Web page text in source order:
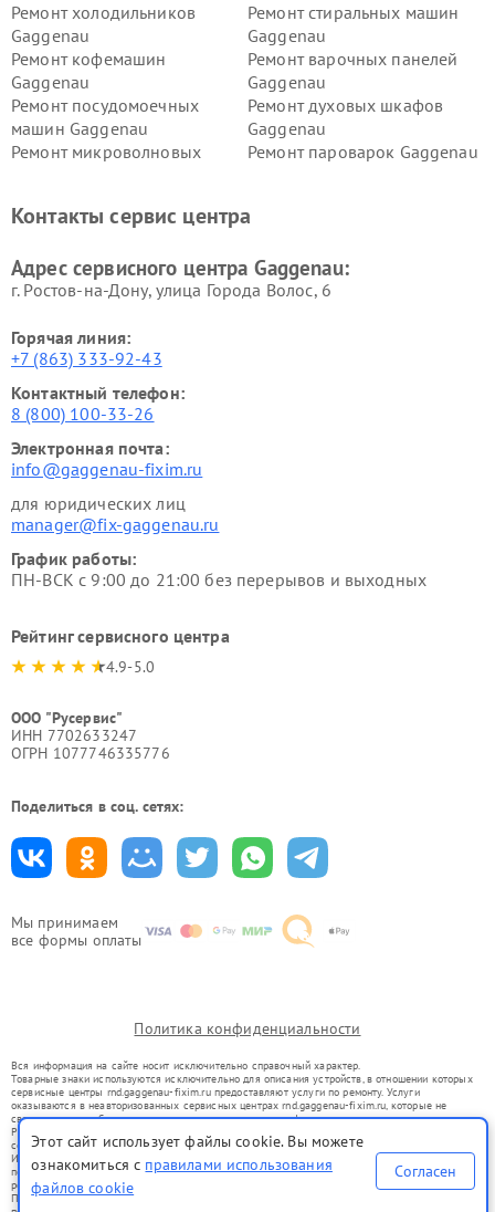
Мы принимаем
все формы оплаты
Ремонт холодильников
Gaggenau
Ремонт стиральных машин
Gaggenau
Ремонт кофемашин
Gaggenau
Ремонт варочных панелей
Gaggenau
Ремонт посудомоечных
машин Gaggenau
Ремонт духовых шкафов
Gaggenau
Ремонт микроволновых
Ремонт пароварок Gaggenau
Контакты сервис центра
Адрес сервисного центра Gaggenau:
г. Ростов-на-Дону, улица Города Волос, 6
Горячая линия:
+7 (863) 333-92-43
Контактный телефон:
8 (800) 100-33-26
Электронная почта:
info@gaggenau-fixim.ru
для юридических лиц
manager@fix-gaggenau.ru
График работы:
ПН-ВСК с 9:00 до 21:00 без перерывов и выходных
Рейтинг сервисного центра
4.9-5.0
ООО "Русервис"
ИНН 7702633247
ОГРН 1077746335776
Поделиться в соц. сетях:
Политика конфиденциальности
Вся информация на сайте носит исключительно справочный характер.
Товарные знаки используются исключительно для описания устройств, в отношении которых
сервисные центры rnd.gaggenau-fixim.ru предоставляют услуги по ремонту. Услуги
оказываются в неавторизованных сервисных центрах rnd.gaggenau-fixim.ru, которые не
связаны с правообладателями товарных знаков или их официальными представителями.
Ремонт осуществляется для устройств, уже введенных в гражданский оборот в соответствии
со статьей 1487 ГК РФ.
Использование товарных знаков не преследует цели индивидуализации услуг или введения
потребителей в заблуждение, а служит для информирования о предоставляемых услугах по
ремонту техники указанных брендов.
Представленная на сайте информация не является публичной офертой, определяемой
Этот сайт использует файлы cookie. Вы можете
ознакомиться с правилами использования
файлов cookie
Согласен